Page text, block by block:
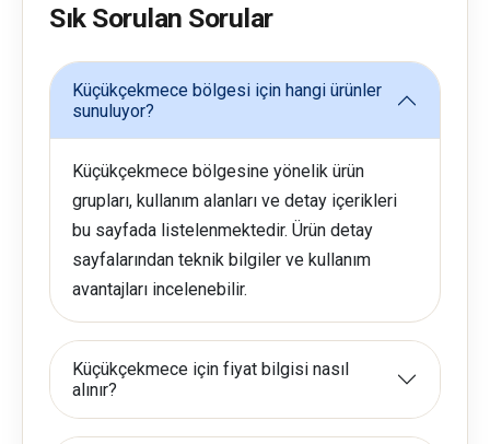
Sık Sorulan Sorular
Küçükçekmece bölgesi için hangi ürünler
sunuluyor?
Küçükçekmece bölgesine yönelik ürün
grupları, kullanım alanları ve detay içerikleri
bu sayfada listelenmektedir. Ürün detay
sayfalarından teknik bilgiler ve kullanım
avantajları incelenebilir.
Küçükçekmece için fiyat bilgisi nasıl
alınır?